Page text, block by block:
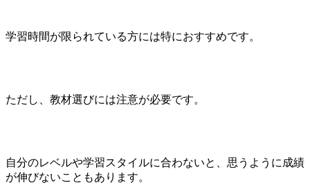
学習時間が限られている方には特におすすめです。
ただし、教材選びには注意が必要です。
自分のレベルや学習スタイルに合わないと、思うように成績
が伸びないこともあります。